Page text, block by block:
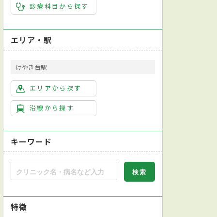
診療科目から探す
エリア・駅
けやき台駅
エリアから探す
沿線から探す
キーワード
特徴